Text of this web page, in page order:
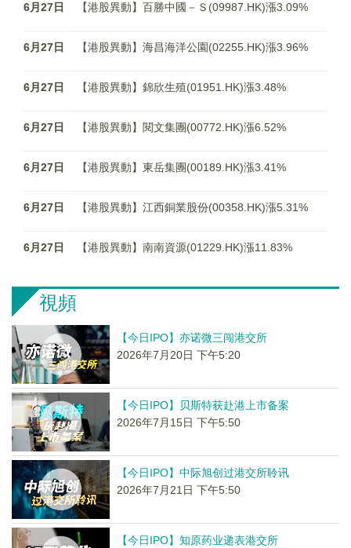
6月27日 【港股異動】百勝中國－Ｓ(09987.HK)漲3.09%
6月27日 【港股異動】海昌海洋公園(02255.HK)漲3.96%
6月27日 【港股異動】錦欣生殖(01951.HK)漲3.48%
6月27日 【港股異動】閱文集團(00772.HK)漲6.52%
6月27日 【港股異動】東岳集團(00189.HK)漲3.41%
6月27日 【港股異動】江西銅業股份(00358.HK)漲5.31%
6月27日 【港股異動】南南資源(01229.HK)漲11.83%
視頻
【今日IPO】亦诺微三闯港交所
2026年7月20日 下午5:20
【今日IPO】贝斯特获赴港上市备案
2026年7月15日 下午5:50
【今日IPO】中际旭创过港交所聆讯
2026年7月21日 下午5:50
【今日IPO】知原药业递表港交所